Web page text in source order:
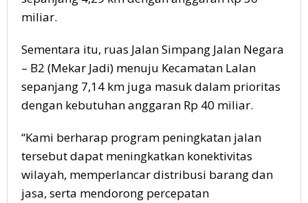
miliar.
Sementara itu, ruas Jalan Simpang Jalan Negara
– B2 (Mekar Jadi) menuju Kecamatan Lalan
sepanjang 7,14 km juga masuk dalam prioritas
dengan kebutuhan anggaran Rp 40 miliar.
“Kami berharap program peningkatan jalan
tersebut dapat meningkatkan konektivitas
wilayah, memperlancar distribusi barang dan
jasa, serta mendorong percepatan